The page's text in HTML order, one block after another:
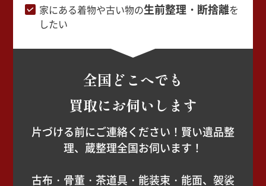
家にある着物や古い物の生前整理・断捨離を
したい
全国どこへでも
買取にお伺いします
片づける前にご連絡ください！賢い遺品整
理、蔵整理全国お伺います！
古布・骨董・茶道具・能装束・能面、袈裟